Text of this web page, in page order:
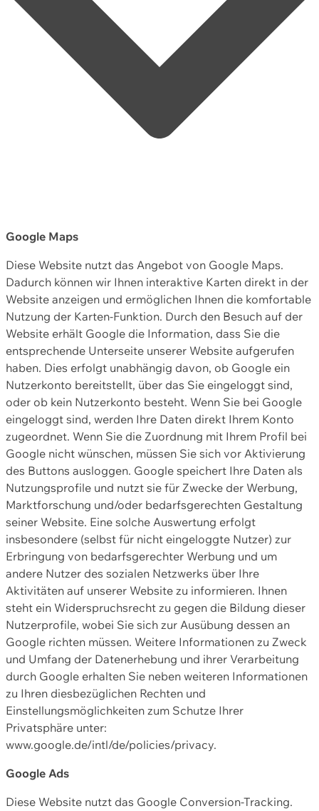
Google Maps
Diese Website nutzt das Angebot von Google Maps.
Dadurch können wir Ihnen interaktive Karten direkt in der
Website anzeigen und ermöglichen Ihnen die komfortable
Nutzung der Karten-Funktion. Durch den Besuch auf der
Website erhält Google die Information, dass Sie die
entsprechende Unterseite unserer Website aufgerufen
haben. Dies erfolgt unabhängig davon, ob Google ein
Nutzerkonto bereitstellt, über das Sie eingeloggt sind,
oder ob kein Nutzerkonto besteht. Wenn Sie bei Google
eingeloggt sind, werden Ihre Daten direkt Ihrem Konto
zugeordnet. Wenn Sie die Zuordnung mit Ihrem Profil bei
Google nicht wünschen, müssen Sie sich vor Aktivierung
des Buttons ausloggen. Google speichert Ihre Daten als
Nutzungsprofile und nutzt sie für Zwecke der Werbung,
Marktforschung und/oder bedarfsgerechten Gestaltung
seiner Website. Eine solche Auswertung erfolgt
insbesondere (selbst für nicht eingeloggte Nutzer) zur
Erbringung von bedarfsgerechter Werbung und um
andere Nutzer des sozialen Netzwerks über Ihre
Aktivitäten auf unserer Website zu informieren. Ihnen
steht ein Widerspruchsrecht zu gegen die Bildung dieser
Nutzerprofile, wobei Sie sich zur Ausübung dessen an
Google richten müssen. Weitere Informationen zu Zweck
und Umfang der Datenerhebung und ihrer Verarbeitung
durch Google erhalten Sie neben weiteren Informationen
zu Ihren diesbezüglichen Rechten und
Einstellungsmöglichkeiten zum Schutze Ihrer
Privatsphäre unter:
www.google.de/intl/de/policies/privacy.
Google Ads
Diese Website nutzt das Google Conversion-Tracking.